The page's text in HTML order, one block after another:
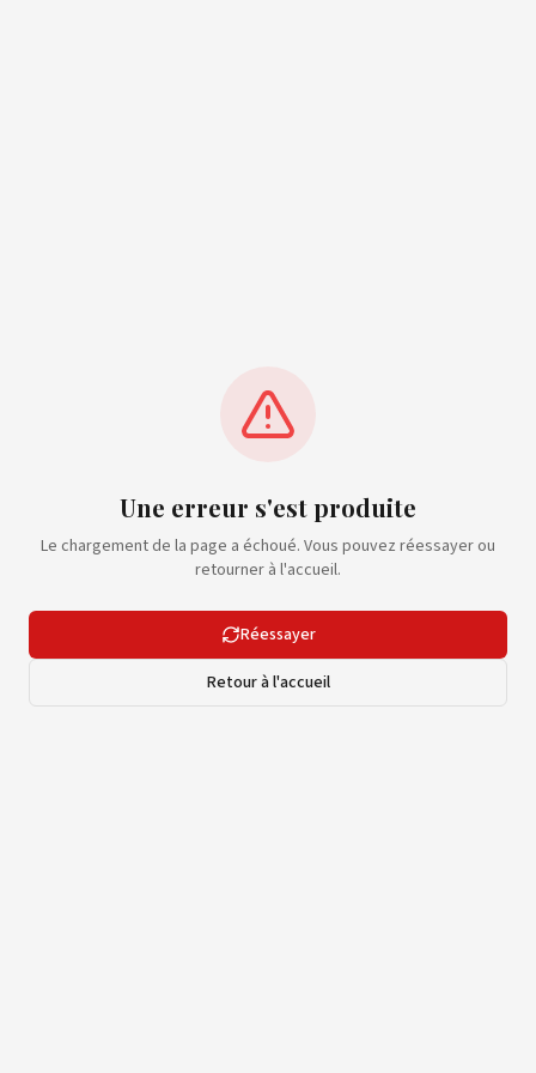
Une erreur s'est produite
Le chargement de la page a échoué. Vous pouvez réessayer ou
retourner à l'accueil.
Réessayer
Retour à l'accueil